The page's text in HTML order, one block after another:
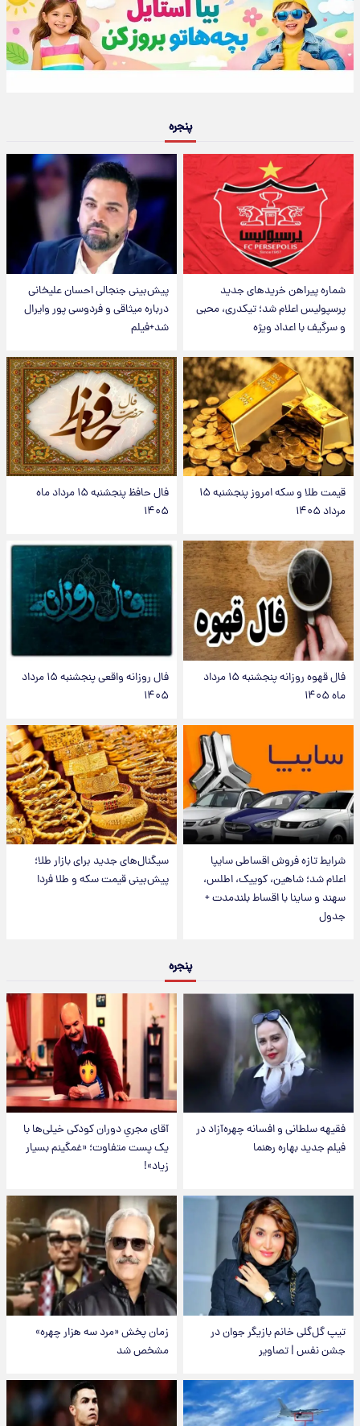
پنجره
شماره پیراهن خریدهای جدید
پرسپولیس اعلام شد؛ تیکدری، محبی
و سرگیف با اعداد ویژه
پیش‌بینی جنجالی احسان علیخانی
درباره میثاقی و فردوسی پور وایرال
شد+فیلم
قیمت طلا و سکه امروز پنجشنبه ۱۵
مرداد ۱۴۰۵
فال حافظ پنجشنبه ۱۵ مرداد ماه
۱۴۰۵
فال قهوه روزانه پنجشنبه ۱۵ مرداد
ماه ۱۴۰۵
فال روزانه واقعی پنجشنبه ۱۵ مرداد
۱۴۰۵
شرایط تازه فروش اقساطی سایپا
اعلام شد؛ شاهین، کوییک، اطلس،
سهند و ساینا با اقساط بلندمدت +
جدول
سیگنال‌های جدید برای بازار طلا؛
پیش‌بینی قیمت سکه و طلا فردا
پنجره
فقیهه سلطانی و افسانه چهره‌آزاد در
فیلم جدید بهاره رهنما
آقای مجریِ دوران کودکی خیلی‌ها با
یک پست متفاوت؛ «غمگینم بسیار
زیاد»!
تیپ گل‌گلی خانم بازیگر جوان در
جشن نفس | تصاویر
زمان پخش «مرد سه هزار چهره»
مشخص شد